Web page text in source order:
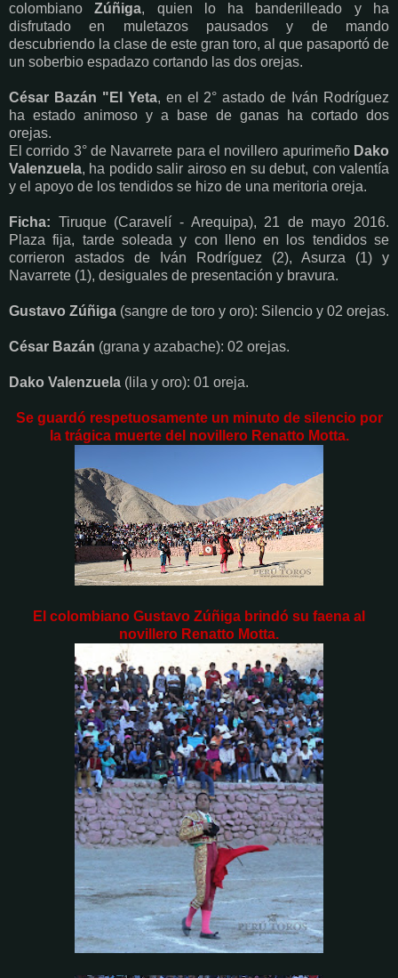
colombianoZúñiga, quien lo ha banderilleado y ha
disfrutado en muletazos pausados y de mando
descubriendo la clase de este gran toro, al que pasaportó de
un soberbio espadazo cortando las dos orejas.
César Bazán "El Yeta, en el 2° astado de Iván Rodríguez
ha estado animoso y a base de ganas ha cortado dos
orejas.
El corrido 3° de Navarrete para el novillero apurimeño Dako
Valenzuela, ha podido salir airoso en su debut, con valentía
y el apoyo de los tendidos se hizo de una meritoria oreja.
Ficha: Tiruque (Caravelí - Arequipa), 21 de mayo 2016.
Plaza fija, tarde soleada y con lleno en los tendidos se
corrieron astados de Iván Rodríguez (2), Asurza (1) y
Navarrete (1), desiguales de presentación y bravura.
Gustavo Zúñiga (sangre de toro y oro): Silencio y 02 orejas.
César Bazán (grana y azabache): 02 orejas.
Dako Valenzuela (lila y oro): 01 oreja.
Se guardó respetuosamente un minuto de silencio por
la trágica muerte del novillero Renatto Motta.
El colombiano Gustavo Zúñiga brindó su faena al
novillero Renatto Motta.